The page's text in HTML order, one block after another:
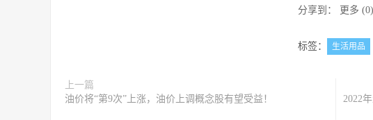
分享到： 更多 (0)
标签： 生活用品
上一篇
油价将“第9次”上涨，油价上调概念股有望受益！
2022